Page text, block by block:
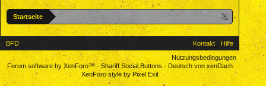
Startseite
BFD Kontakt
Hilfe
Nutzungsbedingungen
Forum software by XenForo™-Shariff Social Buttons- Deutsch von xenDach
XenForo style by Pixel Exit